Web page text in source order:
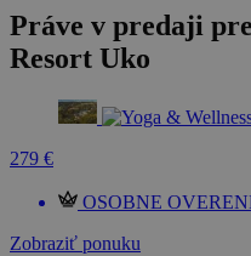
Práve v predaji
Resort Uko
279 €
OSOBNE
Zobraziť ponuku